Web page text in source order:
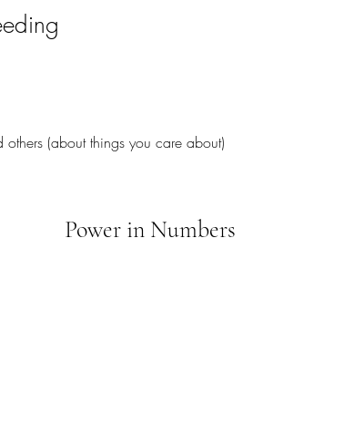
(about things you care about)
Power in Numbers